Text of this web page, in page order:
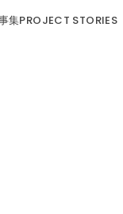
集PROJECT STORIES